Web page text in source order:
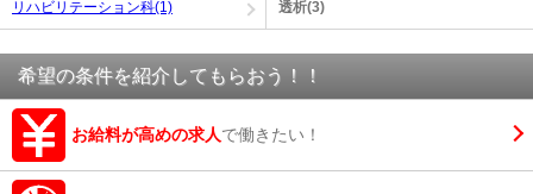
リハビリテーション科(1) 透析(3)
希望の条件を紹介してもらおう！！
お給料が高めの求人で働きたい！